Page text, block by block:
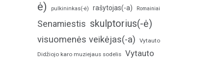
ė)
pulkininkas(-ė) rašytojas(-a) Romainiai
Senamiestis skulptorius(-ė)
visuomenės veikėjas(-a)
Vytauto
Didžiojo karo muziejaus sodelis Vytauto